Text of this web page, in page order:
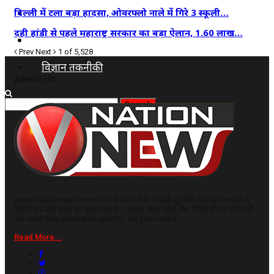
कृषि
धर्म
विज्ञान तकनीकी
दिल्ली में टला बड़ा हादसा, ओवरफ्लो नाले में गिरे 3 स्कूली…
दही हांडी से पहले महाराष्ट्र सरकार का बड़ा ऐलान, 1.60 लाख…
Prev Next 1 of 5,528
Read More...